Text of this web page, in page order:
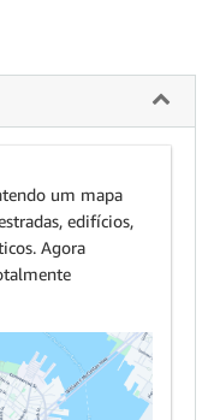
um mapa
edifícios,
Agora